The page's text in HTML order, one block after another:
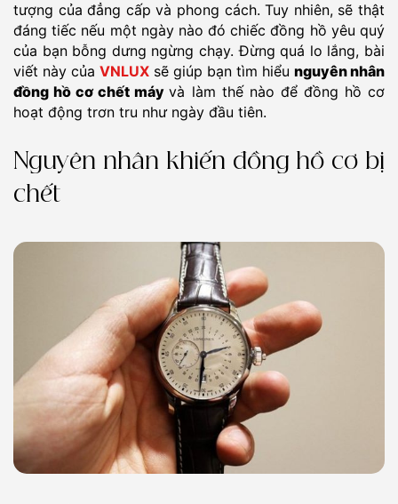
tượng của đẳng cấp và phong cách. Tuy nhiên, sẽ thật
đáng tiếc nếu một ngày nào đó chiếc đồng hồ yêu quý
của bạn bỗng dưng ngừng chạy. Đừng quá lo lắng, bài
viết này của VNLUX sẽ giúp bạn tìm hiểu nguyên nhân
đồng hồ cơ chết máyvà làm thế nào để đồng hồ cơ
hoạt động trơn tru như ngày đầu tiên.
Nguyên nhân khiến đồng hồ cơ bị
chết